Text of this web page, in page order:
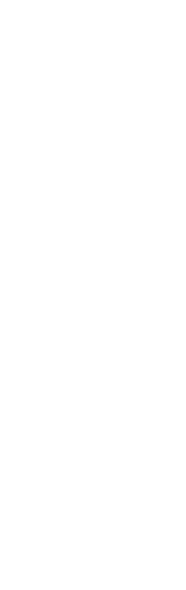
PRODUCT.LESS_THAN
PRODUCT.MORE_THAN